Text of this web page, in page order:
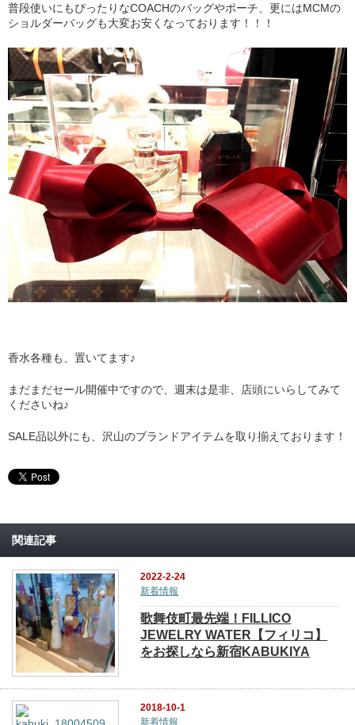
普段使いにもぴったりなCOACHのバッグやポーチ、更にはMCMの
ショルダーバッグも大変お安くなっております！！！
香水各種も、置いてます♪
まだまだセール開催中ですので、週末は是非、店頭にいらしてみて
くださいね♪
SALE品以外にも、沢山のブランドアイテムを取り揃えております！
関連記事
2022-2-24
新着情報
歌舞伎町最先端！FILLICO
JEWELRY WATER【フィリコ】
をお探しなら新宿KABUKIYA
2018-10-1
新着情報